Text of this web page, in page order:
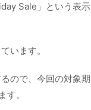
Sale」という表示
います。
ので、今回の対象期
。